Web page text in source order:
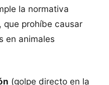
la normativa
que prohíbe causar
en animales
(golpe directo en la